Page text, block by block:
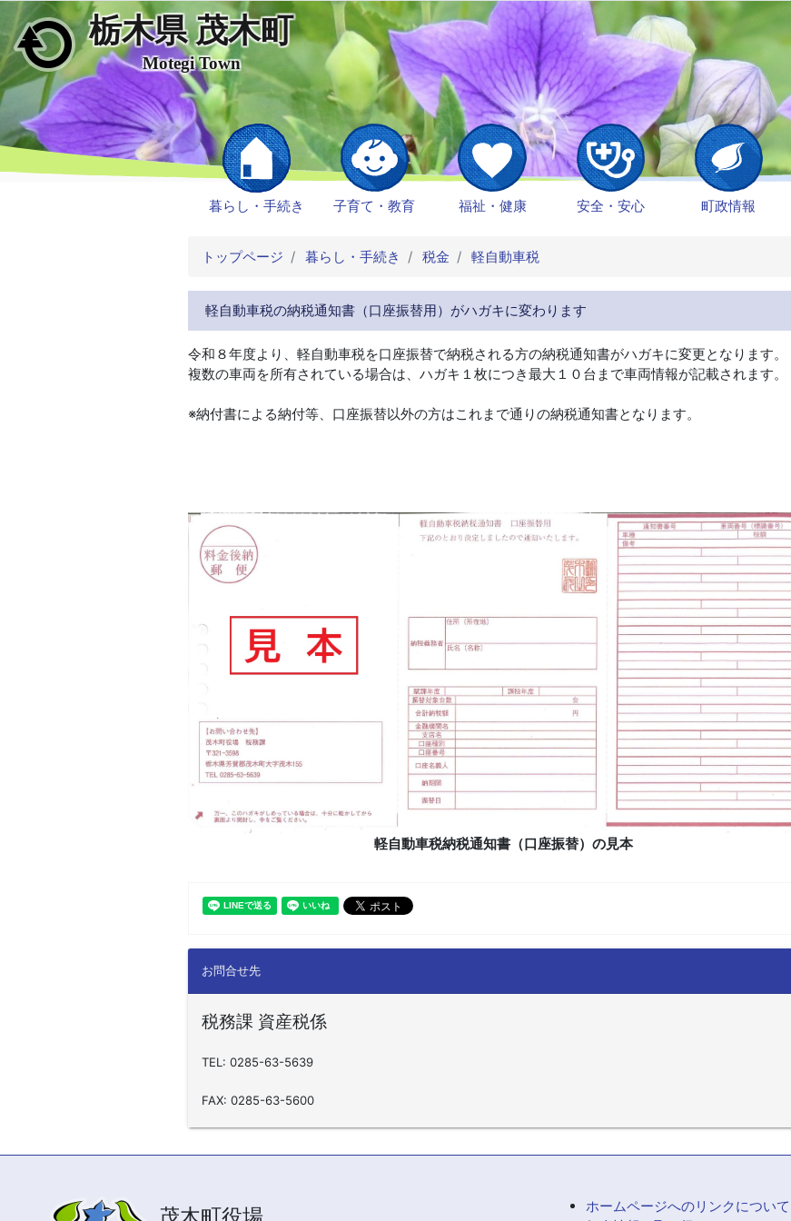
メインコンテンツにスキップ
栃木県 茂木町
Motegi Town
暮らし・手続き 子育て・教育 福祉・健康 安全・安心 町政情報
トップページ 暮らし・手続き 税金 軽自動車税
軽自動車税の納税通知書（口座振替用）がハガキに変わります
令和８年度より、軽自動車税を口座振替で納税される方の納税通知書がハガキに変更となります。
複数の車両を所有されている場合は、ハガキ１枚につき最大１０台まで車両情報が記載されます。
※納付書による納付等、口座振替以外の方はこれまで通りの納税通知書となります。
軽自動車税納税通知書（口座振替）の見本
お問合せ先
税務課 資産税係
TEL: 0285-63-5639
FAX: 0285-63-5600
茂木町役場
ホームページへのリンクについて